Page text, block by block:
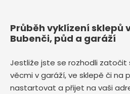
Průběh vyklízení sklepů
Bubenči, půd a garáží
Jestliže jste se rozhodli zatočit
věcmi v garáží, ve sklepě či na
nastartovat a přijet na vaši